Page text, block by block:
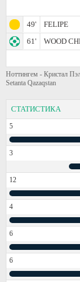
49'
FELIPE
61'
WOOD
Ноттингем - Кристал
Setanta Qazaqstan
СТАТИСТИКА
5
3
12
4
6
6